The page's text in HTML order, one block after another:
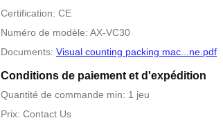
Certification: CE
Numéro de modèle: AX-VC30
Documents: Visual counting packing mac...ne.pdf
Conditions de paiement et d'expédition
Quantité de commande min: 1 jeu
Prix: Contact Us